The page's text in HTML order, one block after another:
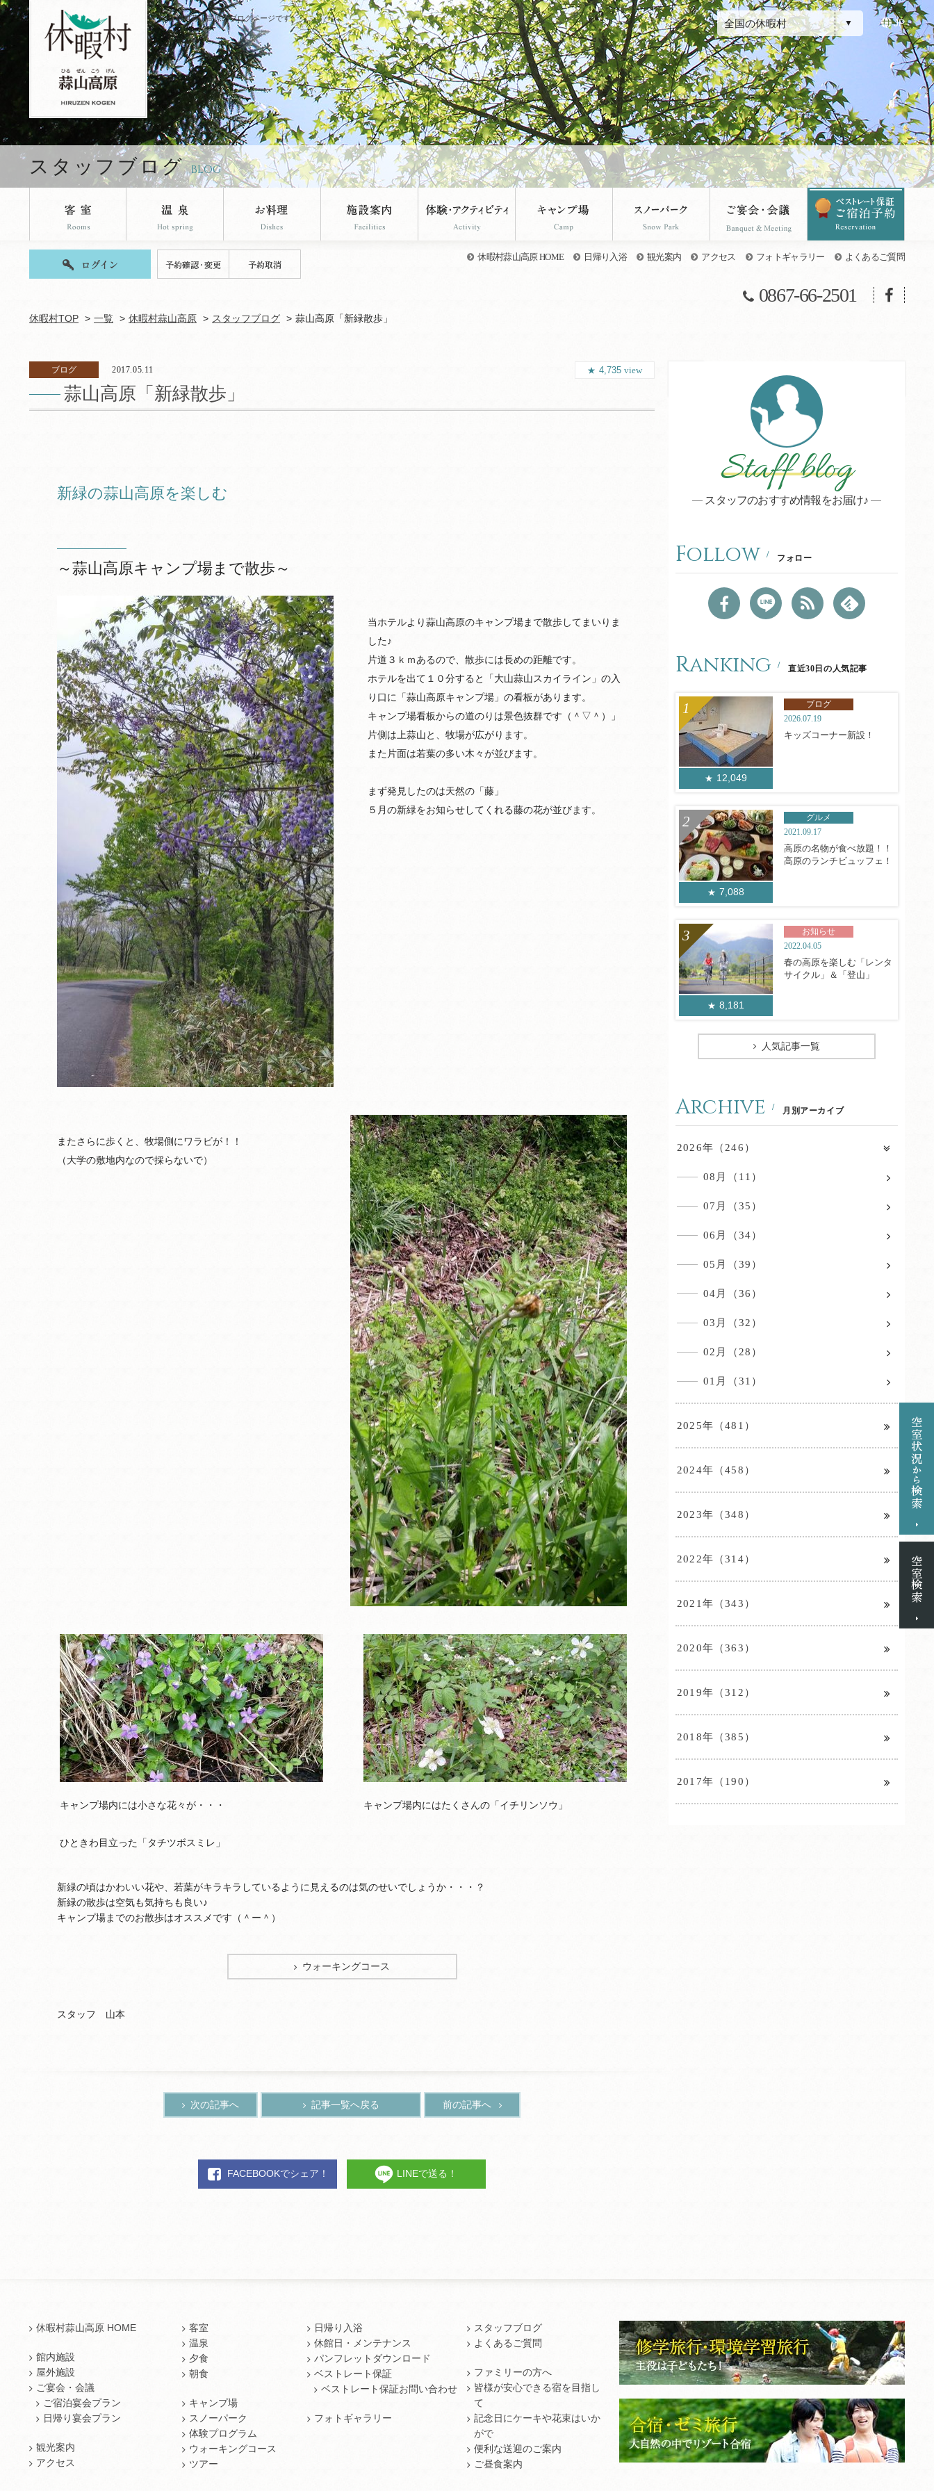
休暇村蒜山高原のブログページです。 全国の休暇村 JP
スタッフブログ BLOG
休暇村蒜山高原 HOME 日帰り入浴 観光案内 アクセス フォトギャラリー よくあるご質問
0867-66-2501
休暇村TOP 一覧 休暇村蒜山高原 スタッフブログ 蒜山高原「新緑散歩」
ブログ 2017.05.11
蒜山高原「新緑散歩」
4,735 view
新緑の蒜山高原を楽しむ
～蒜山高原キャンプ場まで散歩～
当ホテルより蒜山高原のキャンプ場まで散歩してまいりま
した♪
片道３ｋｍあるので、散歩には長めの距離です。
ホテルを出て１０分すると「大山蒜山スカイライン」の入
り口に「蒜山高原キャンプ場」の看板があります。
キャンプ場看板からの道のりは景色抜群です（＾▽＾）」
片側は上蒜山と、牧場が広がります。
また片面は若葉の多い木々が並びます。
まず発見したのは天然の「藤」
５月の新緑をお知らせしてくれる藤の花が並びます。
またさらに歩くと、牧場側にワラビが！！
（大学の敷地内なので採らないで）
キャンプ場内には小さな花々が・・・
ひときわ目立った「タチツボスミレ」
キャンプ場内にはたくさんの「イチリンソウ」
新緑の頃はかわいい花や、若葉がキラキラしているように見えるのは気のせいでしょうか・・・？
新緑の散歩は空気も気持ちも良い♪
キャンプ場までのお散歩はオススメです（＾ー＾）
ウォーキングコース
スタッフ 山本
次の記事へ 記事一覧へ戻る 前の記事へ
FACEBOOKでシェア！ LINEで送る！
Staff blog
スタッフのおすすめ情報をお届け♪
Follow フォロー
Ranking 直近30日の人気記事
12,049
ブログ
2026.07.19
キッズコーナー新設！
7,088
グルメ
2021.09.17
高原の名物が食べ放題！！
高原のランチビュッフェ！
8,181
お知らせ
2022.04.05
春の高原を楽しむ「レンタ
サイクル」＆「登山」
人気記事一覧
Archive 月別アーカイブ
2026年（246）
08月（11）
07月（35）
06月（34）
05月（39）
04月（36）
03月（32）
02月（28）
01月（31）
2025年（481）
2024年（458）
2023年（348）
2022年（314）
2021年（343）
2020年（363）
2019年（312）
2018年（385）
2017年（190）
休暇村蒜山高原 HOME
館内施設
屋外施設
ご宴会・会議
ご宿泊宴会プラン
日帰り宴会プラン
観光案内
アクセス
客室
温泉
夕食
朝食
キャンプ場
スノーパーク
体験プログラム
ウォーキングコース
ツアー
日帰り入浴
休館日・メンテナンス
パンフレットダウンロード
ベストレート保証
ベストレート保証お問い合わせ
フォトギャラリー
スタッフブログ
よくあるご質問
ファミリーの方へ
皆様が安心できる宿を目指し
て
記念日にケーキや花束はいか
がで
便利な送迎のご案内
ご昼食案内